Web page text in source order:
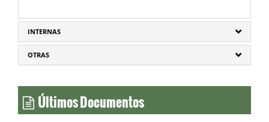
INTERNAS
OTRAS
Últimos Documentos